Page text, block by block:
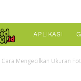
AndroidGaul.id
APLIKASI
Cara Mengecilkan Ukuran